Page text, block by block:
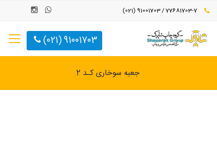
91001703 (021)
جعبه سوخاری کـد 2